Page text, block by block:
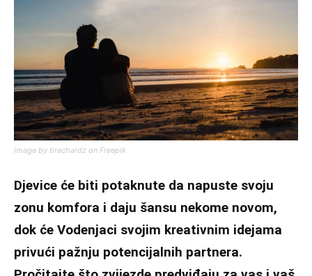
Image by tirachardz on Freepik
Djevice će biti potaknute da napuste svoju
zonu komfora i daju šansu nekome novom,
dok će Vodenjaci svojim kreativnim idejama
privući pažnju potencijalnih partnera.